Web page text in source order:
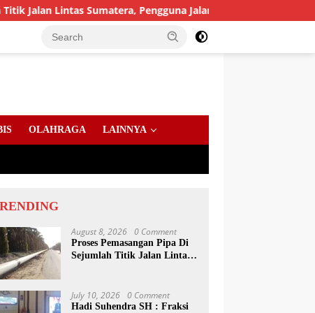
Sumatera, Pengguna Jalan diimbau Untuk meningkatkan
OLAHRAGA LAINNYA
August 8, 2026 0 Comment
Proses Pemasangan Pipa Di
Sejumlah Titik Jalan Lintas
meningkatkan Kewaspadaan
July 10, 2026 0 Comment
Hadi Suhendra SH : Fraksi